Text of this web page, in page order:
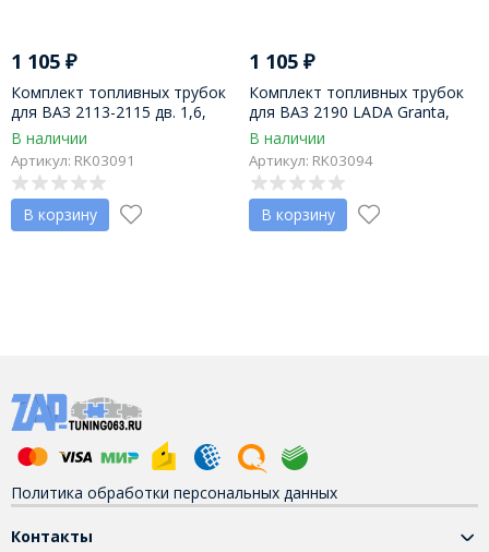
1 105 ₽
Комплект топливных трубок
для ВАЗ 2113-2115 дв. 1,6,
комп. 2шт
В наличии
Артикул: RK03091
В корзину
1 105₽
Комплект топливных трубок
для ВАЗ 2190 LADA Granta,
2192, 2194 LADA Kalina, комп.
2 шт.
В наличии
Артикул: RK03094
В корзину
Политика обработки персональных данных
Контакты